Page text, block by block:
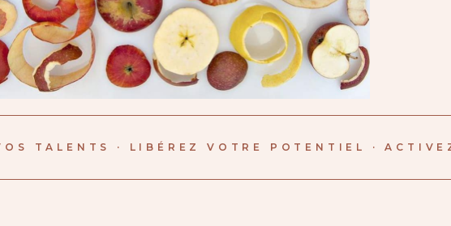
TALENTS · LIBÉREZ VOTRE POTENTIEL ·